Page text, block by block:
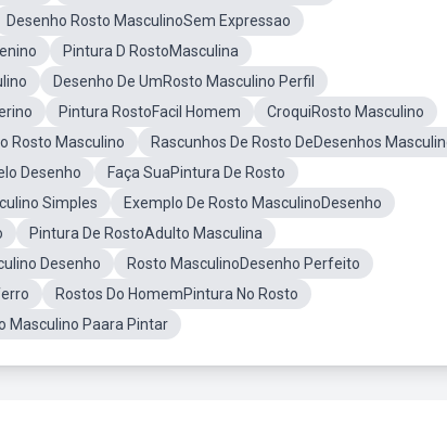
Desenho Rosto MasculinoSem Expressao
Pintura D RostoMasculina
Desenho De UmRosto Masculino Perfil
Pintura RostoFacil Homem
CroquiRosto Masculino
Rosto Masculino
Rascunhos De Rosto DeDesenhos
Desenho
Faça SuaPintura De Rosto
Simples
Exemplo De Rosto MasculinoDesenho
Pintura De RostoAdulto Masculina
Desenho
Rosto MasculinoDesenho Perfeito
Rostos Do HomemPintura No Rosto
Masculino Paara Pintar